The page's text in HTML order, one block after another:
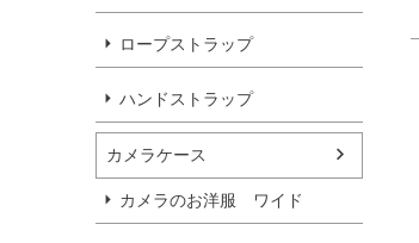
ロープストラップ
ハンドストラップ
カメラケース
カメラのお洋服 ワイド